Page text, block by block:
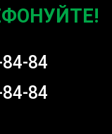
на нашому сайті
ваш
впевнені у
84
84